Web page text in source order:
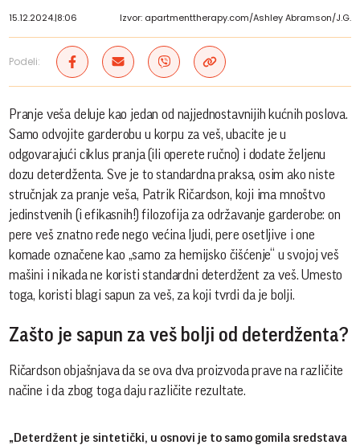
15.12.2024.|8:06 Izvor: apartmenttherapy.com/Ashley Abramson/J.G.
Podeli:
Pranje veša deluje kao jedan od najjednostavnijih kućnih poslova.
Samo odvojite garderobu u korpu za veš, ubacite je u
odgovarajući ciklus pranja (ili operete ručno) i dodate željenu
dozu deterdženta. Sve je to standardna praksa, osim ako niste
stručnjak za pranje veša, Patrik Ričardson, koji ima mnoštvo
jedinstvenih (i efikasnih!) filozofija za održavanje garderobe: on
pere veš znatno ređe nego većina ljudi, pere osetljive i one
komade označene kao „samo za hemijsko čišćenje“ u svojoj veš
mašini i nikada ne koristi standardni deterdžent za veš. Umesto
toga, koristi blagi sapun za veš, za koji tvrdi da je bolji.
Zašto je sapun za veš bolji od deterdženta?
Ričardson objašnjava da se ova dva proizvoda prave na različite
načine i da zbog toga daju različite rezultate.
„Deterdžent je sintetički, u osnovi je to samo gomila sredstava